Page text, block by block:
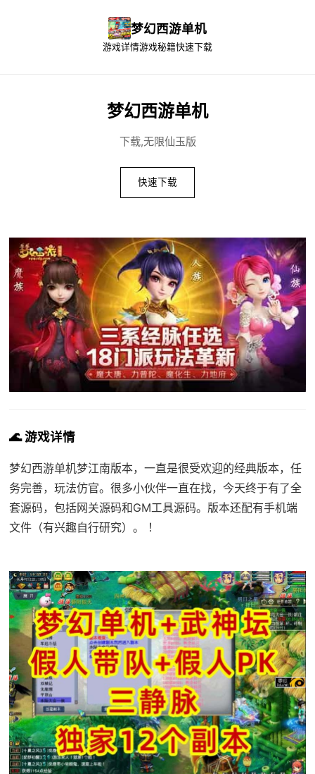
梦幻西游单机
游戏详情游戏秘籍快速下载
梦幻西游单机
下载,无限仙玉版
快速下载
🌊 游戏详情
梦幻西游单机梦江南版本，一直是很受欢迎的经典版本，任
务完善，玩法仿官。很多小伙伴一直在找，今天终于有了全
套源码，包括网关源码和GM工具源码。版本还配有手机端
文件（有兴趣自行研究）。 ！